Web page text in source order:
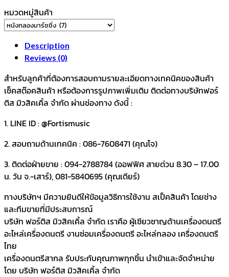
กลอง
ดุริยางค์
0.26
mm
-
Marching-
drumhead-
18-
inch
หมวดหมู่สินค้า
Description
Reviews (0)
สำหรับลูกค้าที่ต้องการสอบถามรายละเอียดทางเทคนิคของสินค้า
เช็คสต๊อคสินค้า หรือต้องการรูปภาพเพิ่มเติม ติดต่อทางบริษัทฟอร์
ติส มิวสิคเคิ้ล จำกัด ผ่านช่องทาง ดังนี้ :
1. LINE ID : @Fortismusic
2. สอบถามด้านเทคนิค : 086-7608471 (คุณโจ)
3. ติดต่อฝ่ายขาย : 094-2788784 (ออฟฟิศ สายด่วน 8.30 – 17.00
น. วัน จ.-เสาร์), 081-5840695 (คุณเดียร์)
ทางบริษัทฯ มีความยินดีให้ข้อมูลวิธีการใช้งาน สเป็คสินค้า โดยช่าง
และทีมขายที่มีประสบการณ์
บริษัท ฟอร์ติส มิวสิคเคิ้ล จำกัด เราคือ ผู้เชียวชาญด้านเครื่องดนตรี
อะไหล่เครื่องดนตรี งานซ่อมเครื่องดนตรี อะไหล่กลอง เครื่องดนตรี
ไทย
เครื่องดนตรีสากล รับประกับคุณภาพทุกชิ้น นำเข้าและจัดจำหน่าย
โดย บริษัท ฟอร์ติส มิวสิคเคิ้ล จำกัด